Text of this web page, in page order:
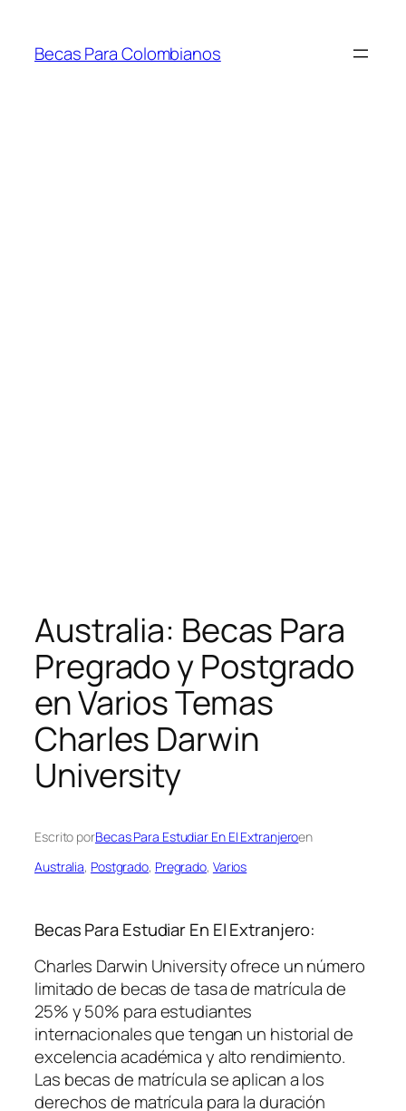
contenido
Becas Para Colombianos
Australia: Becas Para
Pregrado y Postgrado
en Varios Temas
Charles Darwin
University
Escrito porBecas Para Estudiar En El Extranjeroen
Australia, Postgrado, Pregrado, Varios
Becas Para Estudiar En El Extranjero:
Charles Darwin University ofrece un número
limitado de becas de tasa de matrícula de
25% y 50% para estudiantes
internacionales que tengan un historial de
excelencia académica y alto rendimiento.
Las becas de matrícula se aplican a los
derechos de matrícula para la duración